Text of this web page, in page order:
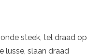
steek, tel draad op
lusse, slaan draad